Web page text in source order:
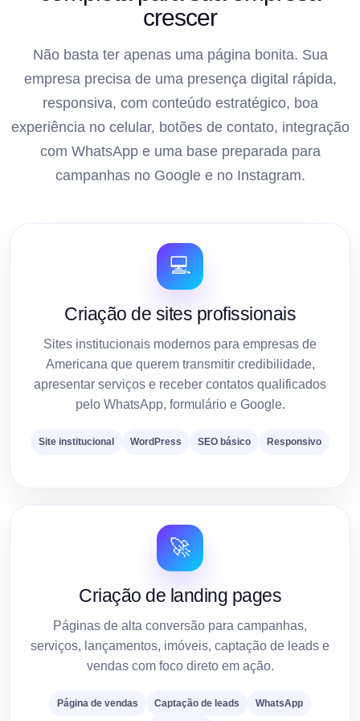
crescer
Não basta ter apenas uma página bonita. Sua
empresa precisa de uma presença digital rápida,
responsiva, com conteúdo estratégico, boa
experiência no celular, botões de contato, integração
com WhatsApp e uma base preparada para
campanhas no Google e no Instagram.
💻
Criação de sites profissionais
Sites institucionais modernos para empresas de
Americana que querem transmitir credibilidade,
apresentar serviços e receber contatos qualificados
pelo WhatsApp, formulário e Google.
Site institucional WordPress SEO básico Responsivo
🚀
Criação de landing pages
Páginas de alta conversão para campanhas,
serviços, lançamentos, imóveis, captação de leads e
vendas com foco direto em ação.
Página de vendas Captação de leads WhatsApp